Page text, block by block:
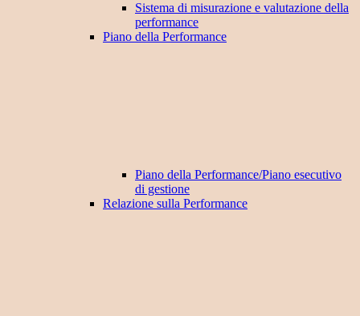
Sistema di misurazione e valutazione della
performance
Piano della Performance
Piano della Performance/Piano esecutivo
di gestione
Relazione sulla Performance